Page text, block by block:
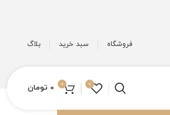
فروشگاه سبد خرید بلاگ
0
0
0 تومان